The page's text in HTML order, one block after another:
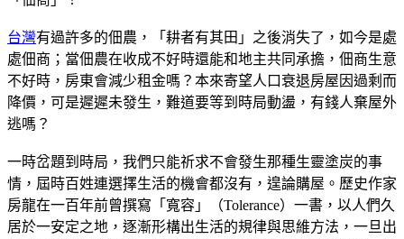
台灣有過許多的佃農，「耕者有其田」之後消失了，如今是處
處佃商；當佃農在收成不好時還能和地主共同承擔，佃商生意
不好時，房東會減少租金嗎？本來寄望人口衰退房屋因過剩而
降價，可是遲遲未發生，難道要等到時局動盪，有錢人棄屋外
逃嗎？
一時岔題到時局，我們只能祈求不會發生那種生靈塗炭的事
情，屆時百姓連選擇生活的機會都沒有，遑論購屋。歷史作家
房龍在一百年前曾撰寫「寬容」（Tolerance）一書，以人們久
居於一安定之地，逐漸形構出生活的規律與思維方法，一旦出